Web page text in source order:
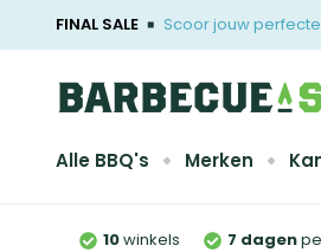
FINAL SALE Scoor jouw
Alle BBQ's Merken
10winkels 7 dagen